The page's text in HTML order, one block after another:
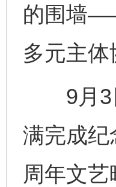
的围墙
多元主体
9月3日
满完成纪
周年文